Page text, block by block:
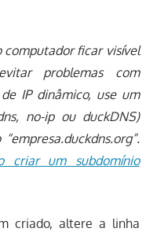
computador ficar visível
problemas com
IP dinâmico, use um
no-ip ou duckDNS)
criar um subdomínio
criado, altere a linha